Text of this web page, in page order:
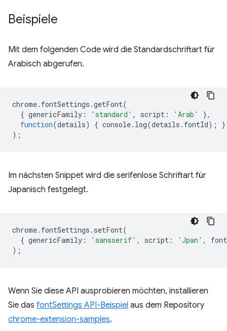
Beispiele
Mit dem folgenden Code wird die Standardschriftart für
Arabisch abgerufen.
chrome. fontSettings .getFont(
{ genericFamily : 'standard' , script : 'Arab'
},
function(details) { console. log(details . fontId);
}
);
Im nächsten Snippet wird die serifenlose Schriftart für
Japanisch festgelegt.
chrome. fontSettings . setFont(
{ genericFamily : 'sansserif' , script : 'Jpan' ,
);
Wenn Sie diese API ausprobieren möchten, installieren
Sie das fontSettings API-Beispiel aus dem Repository
chrome-extension-samples.